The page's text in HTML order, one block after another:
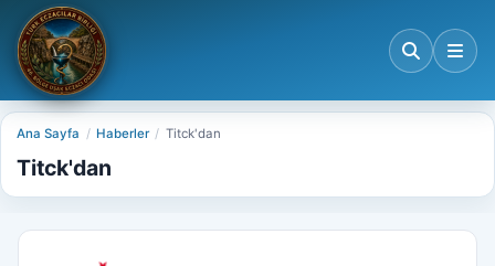
Ana Sayfa Haberler Titck'dan
Titck'dan